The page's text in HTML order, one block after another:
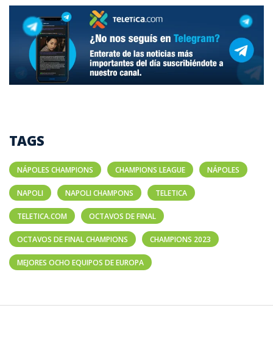
TAGS
NÁPOLES CHAMPIONS CHAMPIONS LEAGUE NÁPOLES
NAPOLI NAPOLI CHAMPONS TELETICA
TELETICA.COM OCTAVOS DE FINAL
OCTAVOS DE FINAL CHAMPIONS CHAMPIONS 2023
MEJORES OCHO EQUIPOS DE EUROPA